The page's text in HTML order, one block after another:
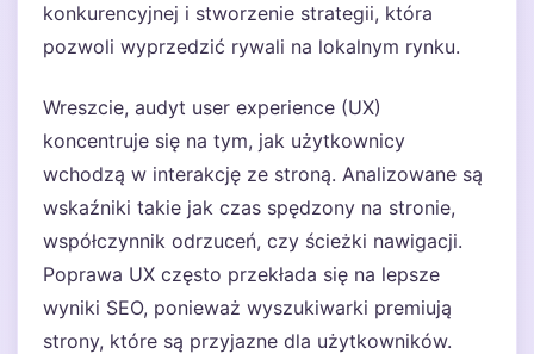
konkurencyjnej i stworzenie strategii, która
pozwoli wyprzedzić rywali na lokalnym rynku.
Wreszcie, audyt user experience (UX)
koncentruje się na tym, jak użytkownicy
wchodzą w interakcję ze stroną. Analizowane są
wskaźniki takie jak czas spędzony na stronie,
współczynnik odrzuceń, czy ścieżki nawigacji.
Poprawa UX często przekłada się na lepsze
wyniki SEO, ponieważ wyszukiwarki premiują
strony, które są przyjazne dla użytkowników.